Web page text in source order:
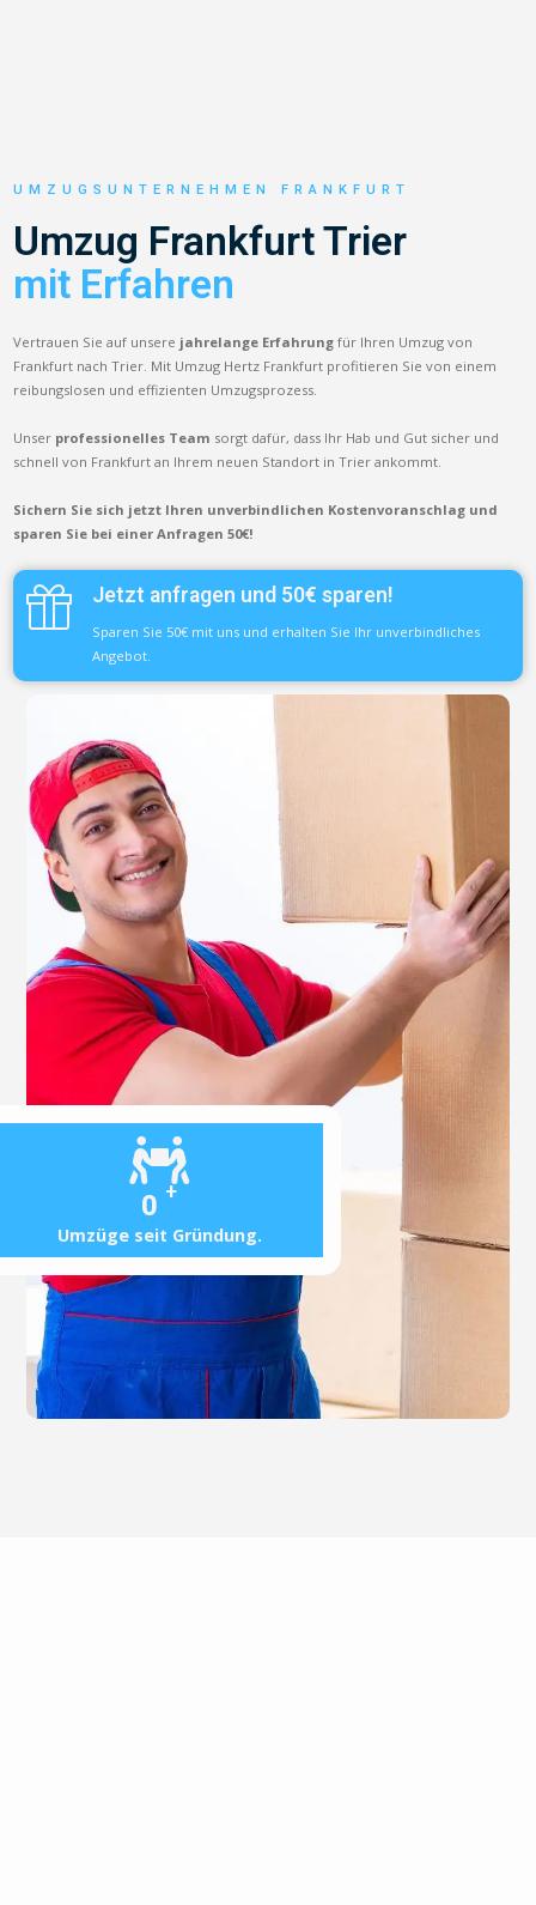
0 +
Umzüge seit Gründung.
UMZUGSUNTERNEHMEN FRANKFURT
Umzug Frankfurt Trier
mit Erfahren
Vertrauen Sie auf unsere jahrelange Erfahrung für Ihren Umzug von
Frankfurt nach Trier. Mit Umzug Hertz Frankfurt profitieren Sie von einem
reibungslosen und effizienten Umzugsprozess.
Unser professionelles Team sorgt dafür, dass Ihr Hab und Gut sicher und
schnell von Frankfurt an Ihrem neuen Standort in Trier ankommt.
Sichern Sie sich jetzt Ihren unverbindlichen Kostenvoranschlag und
sparen Sie bei einer Anfragen 50€!
Jetzt anfragen und 50€ sparen!
Sparen Sie 50€ mit uns und erhalten Sie Ihr unverbindliches
Angebot.